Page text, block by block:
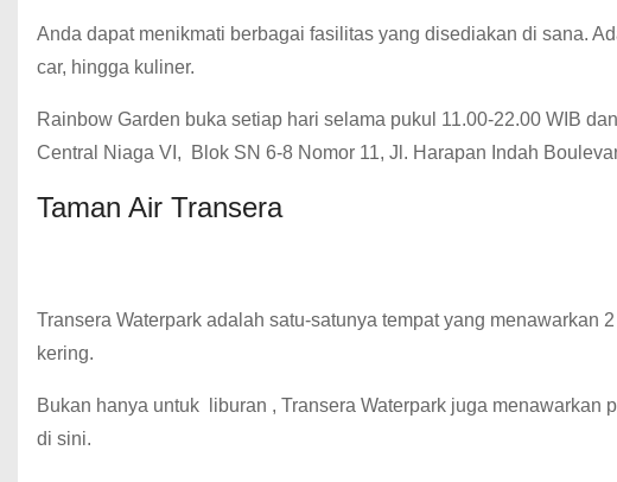
Anda dapat menikmati berbagai fasilitas yang disediakan di sana.
car, hingga kuliner.
Rainbow Garden buka setiap hari selama pukul 11.00-22.00 WIB
Central Niaga VI,
Blok SN 6-8 Nomor 11, Jl. Harapan Indah
Taman Air Transera
Transera Waterpark adalah satu-satunya tempat yang menawarkan
kering.
Bukan hanya untuk liburan , Transera Waterpark juga menawarkan
di sini.